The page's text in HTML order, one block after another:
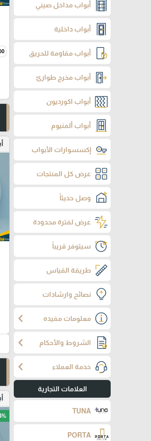
أبواب مداخل صيني
أبواب داخلية
أبواب مقاومة للحريق
أبواب مخرج طوارئ
أبواب اكورديون
أبواب ألمنيوم
إكسسوارات الأبواب
عرض كل المنتجات
وصل حديثاً
عرض لفترة محدودة
سيتوفر قريباً
طريقة القياس
نصائح وارشادات
معلومات مفيده chevron_left
الشروط والأحكام chevron_left
خدمة العملاء chevron_left
العلامات التجارية
TUNA
PORTA